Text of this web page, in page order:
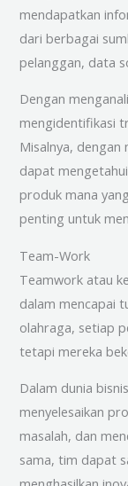
mendapatkan
dari berbagai
pelanggan, data
Dengan
mengidentifikasi
Misalnya, dengan
dapat
produk mana
penting untuk
Team-Work
Teamwork atau
dalam mencapai
olahraga, setiap
tetapi mereka
Dalam dunia
menyelesaikan
masalah, dan
sama, tim dapat